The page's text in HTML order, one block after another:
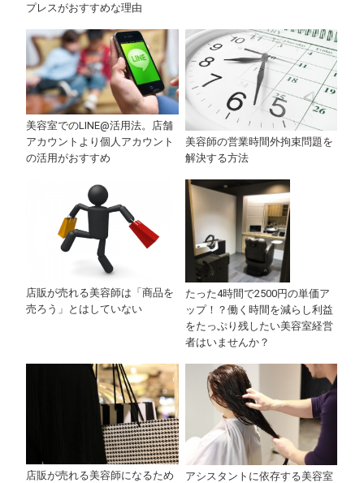
プレスがおすすめな理由
美容室でのLINE@活用法。店舗
アカウントより個人アカウント
の活用がおすすめ
美容師の営業時間外拘束問題を
解決する方法
店販が売れる美容師は「商品を
売ろう」とはしていない
たった4時間で2500円の単価ア
ップ！？働く時間を減らし利益
をたっぷり残したい美容室経営
者はいませんか？
店販が売れる美容師になるため
アシスタントに依存する美容室